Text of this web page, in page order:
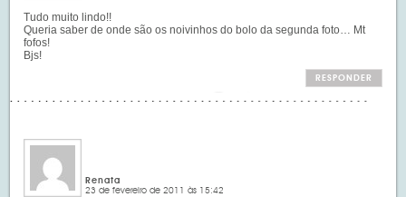
Tudo muito lindo!!
Queria saber de onde são os noivinhos do bolo da segunda foto… Mt
fofos!
Bjs!
RESPONDER
Renata
23 de fevereiro de 2011 às 15:42